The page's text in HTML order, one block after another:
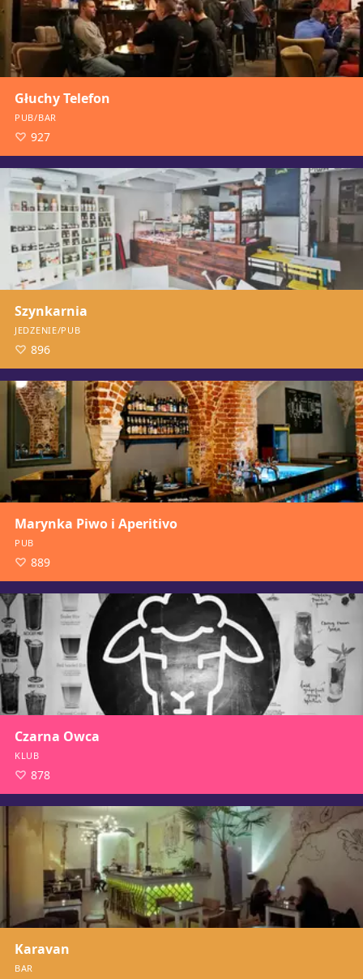
Głuchy Telefon
PUB/BAR
927
Szynkarnia
JEDZENIE/PUB
896
Marynka Piwo i Aperitivo
PUB
889
Czarna Owca
KLUB
878
Karavan
BAR